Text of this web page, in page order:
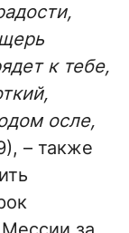
к тебе,
осле,
– также